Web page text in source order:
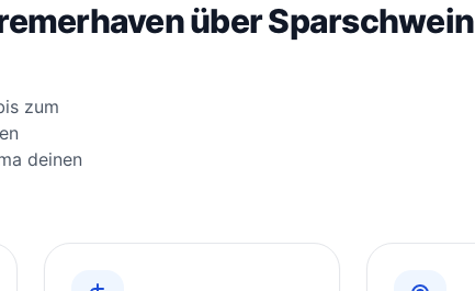
über Sparschwein
zum
deinen